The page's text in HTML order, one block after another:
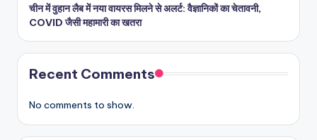
चीन में वुहान लैब में नया वायरस मिलने से अलर्ट: वैज्ञानिकों का चेतावनी,
COVID जैसी महामारी का खतरा
Recent Comments
No comments to show.